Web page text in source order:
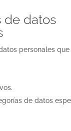
de datos
personales
de datos